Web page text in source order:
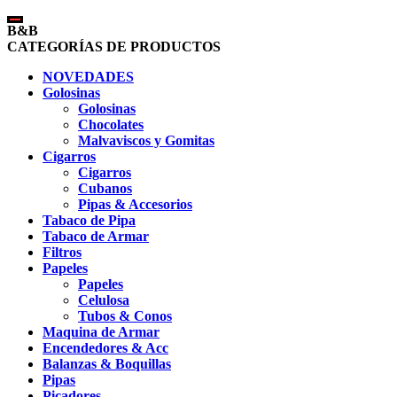
B&B
CATEGORÍAS DE PRODUCTOS
NOVEDADES
Golosinas
Golosinas
Chocolates
Malvaviscos y Gomitas
Cigarros
Cigarros
Cubanos
Pipas & Accesorios
Tabaco de Pipa
Tabaco de Armar
Filtros
Papeles
Papeles
Celulosa
Tubos & Conos
Maquina de Armar
Encendedores & Acc
Balanzas & Boquillas
Pipas